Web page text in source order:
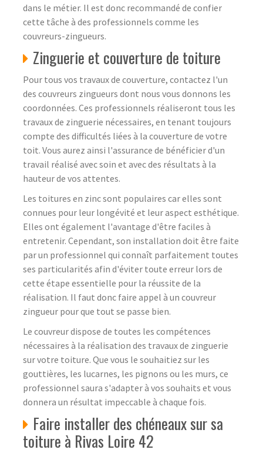
dans le métier. Il est donc recommandé de confier
cette tâche à des professionnels comme les
couvreurs-zingueurs.
Zinguerie et couverture de toiture
Pour tous vos travaux de couverture, contactez l'un
des couvreurs zingueurs dont nous vous donnons les
coordonnées. Ces professionnels réaliseront tous les
travaux de zinguerie nécessaires, en tenant toujours
compte des difficultés liées à la couverture de votre
toit. Vous aurez ainsi l'assurance de bénéficier d'un
travail réalisé avec soin et avec des résultats à la
hauteur de vos attentes.
Les toitures en zinc sont populaires car elles sont
connues pour leur longévité et leur aspect esthétique.
Elles ont également l'avantage d'être faciles à
entretenir. Cependant, son installation doit être faite
par un professionnel qui connaît parfaitement toutes
ses particularités afin d'éviter toute erreur lors de
cette étape essentielle pour la réussite de la
réalisation. Il faut donc faire appel à un couvreur
zingueur pour que tout se passe bien.
Le couvreur dispose de toutes les compétences
nécessaires à la réalisation des travaux de zinguerie
sur votre toiture. Que vous le souhaitiez sur les
gouttières, les lucarnes, les pignons ou les murs, ce
professionnel saura s'adapter à vos souhaits et vous
donnera un résultat impeccable à chaque fois.
Faire installer des chéneaux sur sa
toiture à Rivas Loire 42